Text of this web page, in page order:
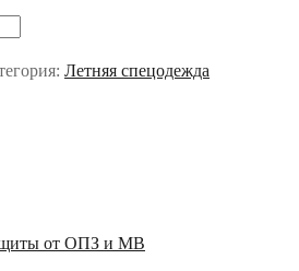
Летняя спецодежда
от ОПЗ и МВ